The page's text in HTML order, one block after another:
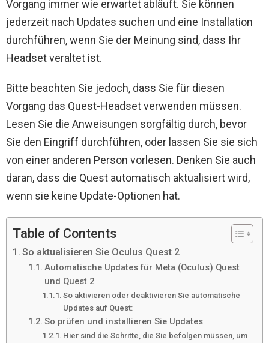
Vorgang immer wie erwartet abläuft. Sie können
jederzeit nach Updates suchen und eine Installation
durchführen, wenn Sie der Meinung sind, dass Ihr
Headset veraltet ist.
Bitte beachten Sie jedoch, dass Sie für diesen
Vorgang das Quest-Headset verwenden müssen.
Lesen Sie die Anweisungen sorgfältig durch, bevor
Sie den Eingriff durchführen, oder lassen Sie sie sich
von einer anderen Person vorlesen. Denken Sie auch
daran, dass die Quest automatisch aktualisiert wird,
wenn sie keine Update-Optionen hat.
Table of Contents
So aktualisieren Sie Oculus Quest 2
Automatische Updates für Meta (Oculus) Quest
und Quest 2
So aktivieren oder deaktivieren Sie automatische
Updates auf Quest:
So prüfen und installieren Sie Updates
Hier sind die Schritte, die Sie befolgen müssen, um